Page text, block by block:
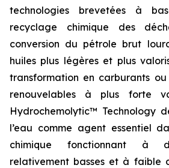
technologies brevetées à
recyclage chimique des
conversion du pétrole brut
huiles plus légères et plus
transformation en carburants
renouvelables à plus forte
Hydrochemolytic™ Technology
l’eau comme agent essentiel
chimique fonctionnant à
relativement basses et à faible